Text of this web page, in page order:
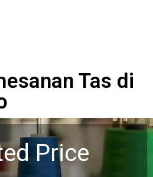
Tas di
Price